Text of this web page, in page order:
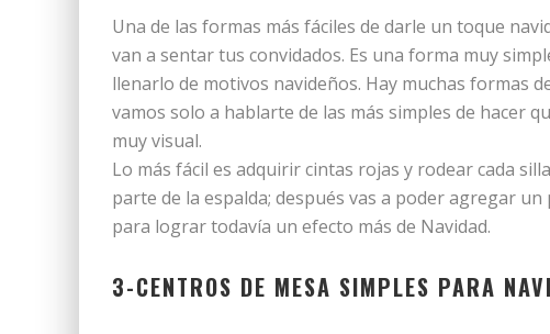
Una de las formas más fáciles de darle un toque
van a sentar tus convidados. Es una forma muy
llenarlo de motivos navideños. Hay muchas formas
vamos solo a hablarte de las más simples de hacer
muy visual.
Lo más fácil es adquirir cintas rojas y rodear cada
parte de la espalda; después vas a poder agregar
para lograr todavía un efecto más de Navidad.
3-CENTROS DE MESA SIMPLES PARA